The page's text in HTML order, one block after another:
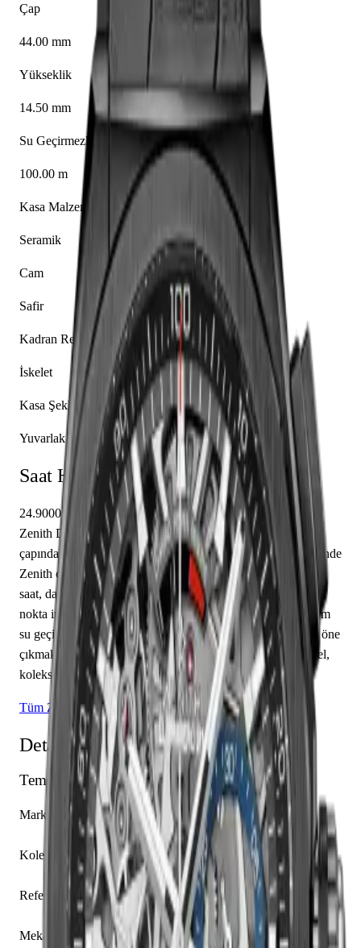
Çap
44.00 mm
Yükseklik
14.50 mm
Su Geçirmezlik
100.00 m
Kasa Malzemesi
Seramik
Cam
Safir
Kadran Rengi
İskelet
Kasa Şekli
Yuvarlak
Saat Hakkında
24.9000.9004/78.R582 referansıyla tanımlanan bu model,
Zenith Defy koleksiyonunun bir parçasıdır. 44.00 mm
çapındaki seramik kasası safir cam ile korunmaktadır. İçerisinde
Zenith caliber El Primero 9004 mekanizma yer almakta olup
saat, dakika sunmaktadır. İskelet kadranı üzerinde çubuk /
nokta indeksler yer almaktadır. Teknik detaylarında 100.00 m
su geçirmezlik, 14.50 mm kasa yüksekliği, açık arka kapak öne
çıkmaktadır. Sınırlı üretim olarak piyasaya sunulan bu model,
koleksiyonerlerin ilgisini çekmektedir.
Tüm Zenith Modelleri
Detaylı Teknik Özellikler
Temel Bilgiler
Marka
Zenith
Koleksiyon
Defy
Referans
24.9000.9004/78.R582
Mekanizma Adı